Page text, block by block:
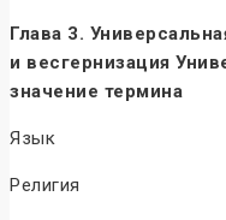
Глава 3.
и весгернизация
значение термина
Язык
Религия